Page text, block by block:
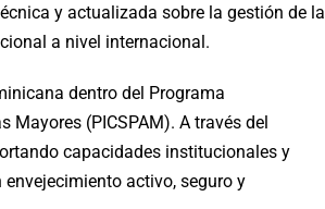
y actualizada sobre la gestión de la
a nivel internacional.
dentro del Programa
Mayores (PICSPAM). A través del
capacidades institucionales y
activo, seguro y